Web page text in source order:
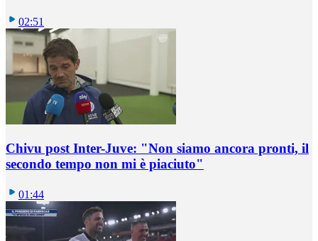
02:51
Chivu post Inter-Juve: "Non siamo ancora pronti, il
secondo tempo non mi è piaciuto"
01:44